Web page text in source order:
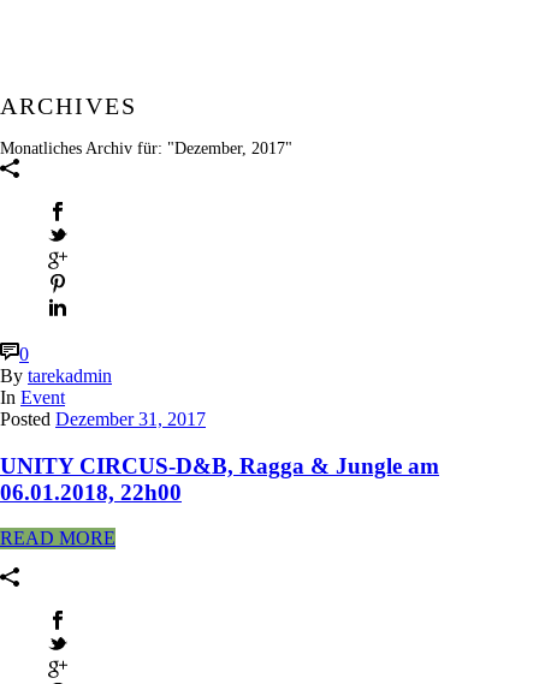
ARCHIVES
Monatliches Archiv für: "Dezember, 2017"
0
By tarekadmin
In Event
Posted Dezember 31, 2017
UNITY CIRCUS-D&B, Ragga & Jungle am
06.01.2018, 22h00
READ MORE